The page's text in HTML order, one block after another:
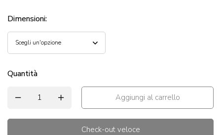
Dimensioni:
Quantità
Aggiungi al carrello
Check-out veloce